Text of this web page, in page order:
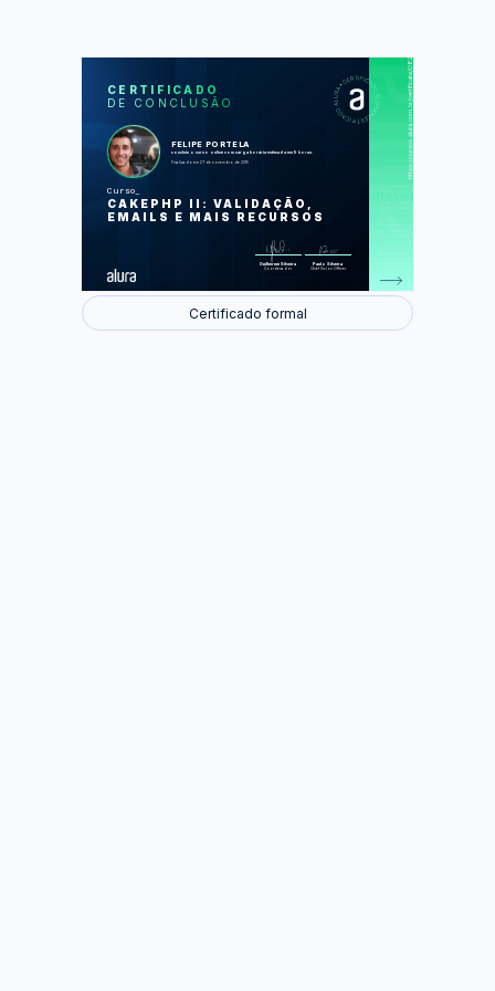
CERTIFICADO
DE CONCLUSÃO
FELIPE PORTELA
concluiu o curso online com carga horária estimada em 9 horas.
Finalizado em 27 de novembro de 2015
Curso
CAKEPHP II: VALIDAÇÃO,
EMAILS E MAIS RECURSOS
Guilherme Silveira
Coordenador
Paulo Silveira
Chief Vision Officer
https://cursos.alura.com.br/certificate/082e70091969e2ae7632e767c21a852c
LAS
Paginação
Catálogos de regras
Protegendo o servidor
Certificado formal